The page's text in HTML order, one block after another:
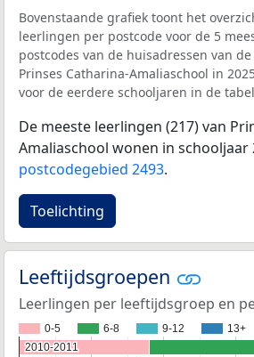
Bovenstaande grafiek toont het
leerlingen per postcode voor de 5
postcodes van de huisadressen van
Prinses Catharina-Amaliaschool in
voor de eerdere schooljaren in de
De meeste leerlingen (217) van
Amaliaschool wonen in schooljaar
postcodegebied 2493.
Toelichting
Leeftijdsgroepen
Leerlingen per leeftijdsgroep en
0-5 6-8 9-12 13+
2010-2011
2010-2011